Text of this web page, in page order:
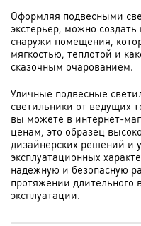
Оформляя подвесными
экстерьер, можно
снаружи помещения,
мягкостью, теплотой и
сказочным очарованием.
Уличные подвесные
светильники от ведущих
вы можете в интернет-
ценам, это образец
дизайнерских решений и
эксплуатационных
надежную и безопасную
протяжении длительного
эксплуатации.